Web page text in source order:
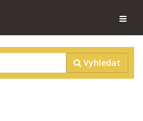
Vyhledat